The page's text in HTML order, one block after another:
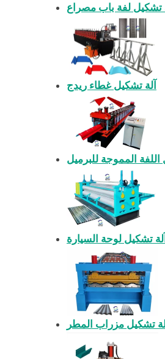
تشكيل لفة باب مصراع
آلة تشكيل غطاء ريدج
اللفة المموجة للبرميل
آلة تشكيل لوحة السيارة
تشكيل مزراب المطر